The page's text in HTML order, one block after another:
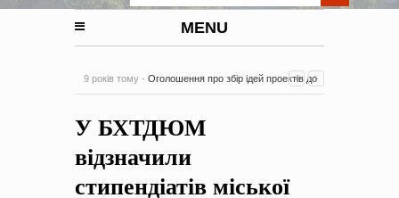
MENU
9 років тому - Оголошення про збір ідей проектів до
на період 2018 – 2020 роки Оголошення про збір ідей
0 Коментарів
У БХТДЮМ
відзначили
стипендіатів міської